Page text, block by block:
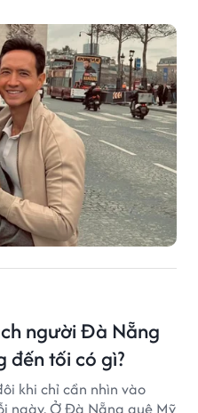
người Đà Nẵng
đến tối có gì?
khi chỉ cần nhìn vào